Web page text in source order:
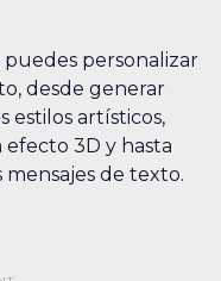
puedes personalizar
desde generar
estilos artísticos,
3D y hasta
de texto.